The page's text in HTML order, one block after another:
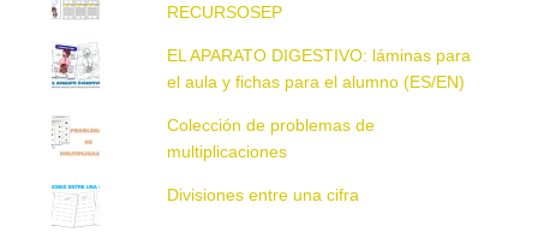
RECURSOSEP
EL APARATO DIGESTIVO: láminas para
el aula y fichas para el alumno (ES/EN)
Colección de problemas de
multiplicaciones
Divisiones entre una cifra